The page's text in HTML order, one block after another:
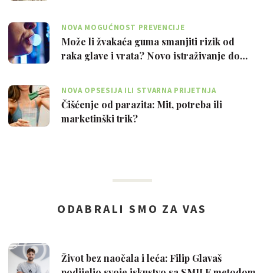
NOVA MOGUĆNOST PREVENCIJE
Može li žvakaća guma smanjiti rizik od
raka glave i vrata? Novo istraživanje do…
NOVA OPSESIJA ILI STVARNA PRIJETNJA
Čišćenje od parazita: Mit, potreba ili
marketinški trik?